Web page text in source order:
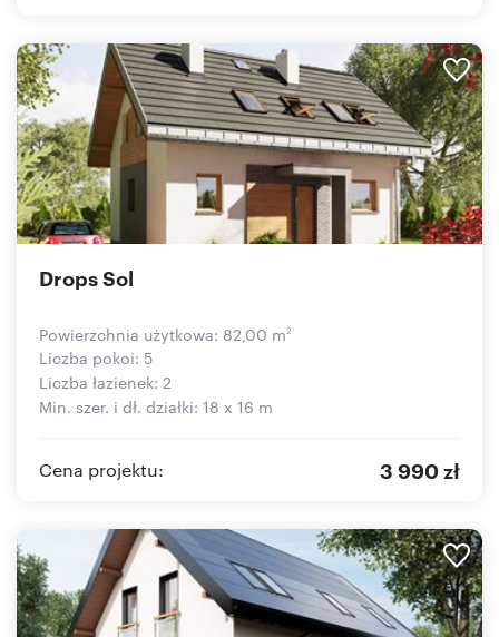
Drops Sol
Powierzchnia użytkowa: 82,00 m2
Liczba pokoi: 5
Liczba łazienek: 2
Min. szer. i dł. działki: 18 x 16 m
Cena projektu: 3 990 zł